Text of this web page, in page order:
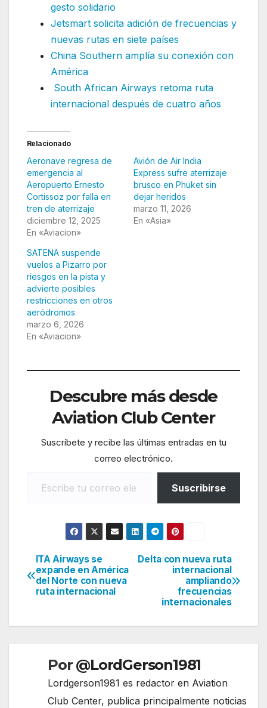
gesto solidario
Jetsmart solicita adición de frecuencias y
nuevas rutas en siete países
China Southern amplía su conexión con
América
South African Airways retoma ruta
internacional después de cuatro años
Relacionado
Aeronave regresa de
emergencia al
Aeropuerto Ernesto
Cortissoz por falla en
tren de aterrizaje
diciembre 12, 2025
En «Aviacion»
Avión de Air India
Express sufre aterrizaje
brusco en Phuket sin
dejar heridos
marzo 11, 2026
En «Asia»
SATENA suspende
vuelos a Pizarro por
riesgos en la pista y
advierte posibles
restricciones en otros
aeródromos
marzo 6, 2026
En «Aviacion»
Descubre más desde
Aviation Club Center
Suscríbete y recibe las últimas entradas en tu
correo electrónico.
Suscribirse
Navegación
de
Delta con nueva ruta
internacional
ampliando
frecuencias
internacionales
ITA Airways se
expande en América
del Norte con nueva
ruta internacional
Por @LordGerson1981
Lordgerson1981 es redactor en Aviation
Club Center, publica principalmente noticias